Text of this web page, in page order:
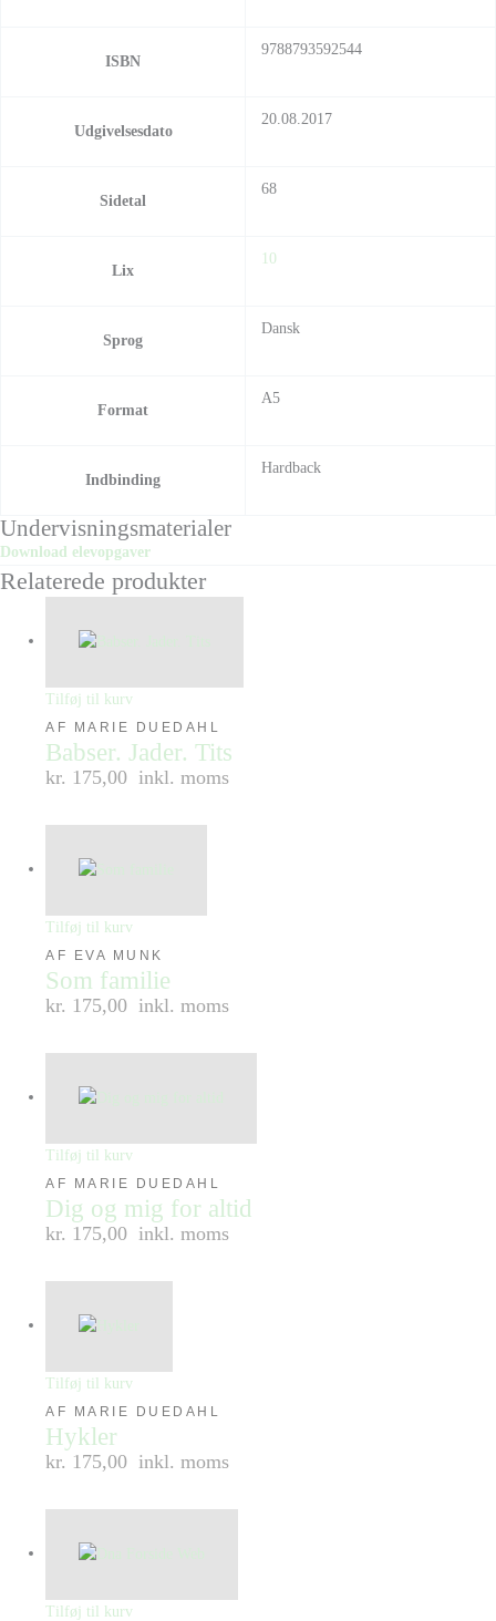
ISBN
9788793592544
Udgivelsesdato
20.08.2017
Sidetal
68
Lix
10
Sprog
Dansk
Format
A5
Indbinding
Hardback
Undervisningsmaterialer
Download elevopgaver
Relaterede produkter
Tilføj til kurv
AF MARIE DUEDAHL
Babser. Jader. Tits
kr. 175,00 inkl. moms
Tilføj til kurv
AF EVA MUNK
Som familie
kr. 175,00 inkl. moms
Tilføj til kurv
AF MARIE DUEDAHL
Dig og mig for altid
kr. 175,00 inkl. moms
Tilføj til kurv
AF MARIE DUEDAHL
Hykler
kr. 175,00 inkl. moms
Tilføj til kurv